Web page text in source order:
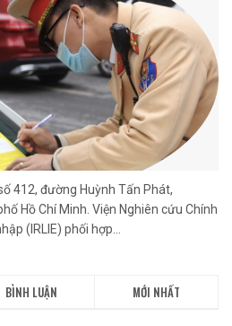
412, đường Huỳnh Tấn Phát,
Hồ Chí Minh. Viện Nghiên cứu Chính
(IRLIE) phối hợp...
BÌNH LUẬN MỚI NHẤT